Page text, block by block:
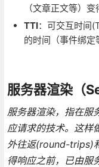
（文章正文等）变
TTI：可交互时间
的时间（事件绑定
服务器渲染（
服务器渲染，指在服
应请求的技术。这样
外往返(round-trips)
得响应之前，已由服